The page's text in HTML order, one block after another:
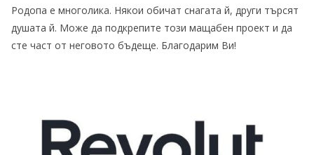
Родопа е многолика. Някои обичат снагата й, други търсят
душата й. Може да подкрепите този мащабен проект и да
сте част от неговото бъдеще. Благодарим Ви!